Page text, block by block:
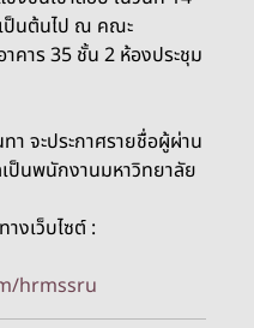
ป็นต้นไป ณ คณะ
คาร 35 ชั้น 2 ห้องประชุม
า จะประกาศรายชื่อผู้ผ่าน
ป็นพนักงานมหาวิทยาลัย
ทางเว็บไซต์ :
hrmssru